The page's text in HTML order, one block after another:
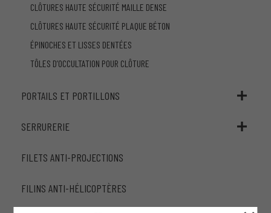
CLÔTURES HAUTE SÉCURITÉ MAILLE DENSE
CLÔTURES HAUTE SÉCURITÉ PLAQUE BÉTON
ÉPINOCHES ET LISSES DENTÉES
TÔLES D’OCCULTATION POUR CLÔTURE
PORTAILS ET PORTILLONS
SERRURERIE
FILETS ANTI-PROJECTIONS
FILINS ANTI-HÉLICOPTÈRES